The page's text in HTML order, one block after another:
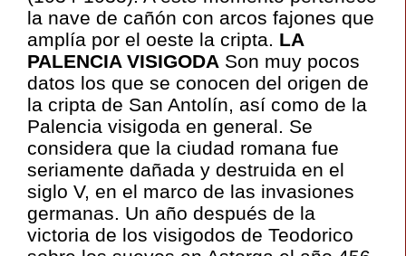
la nave de cañón con arcos fajones que
amplía por el oeste la cripta. LA
PALENCIA VISIGODA Son muy pocos
datos los que se conocen del origen de
la cripta de San Antolín, así como de la
Palencia visigoda en general. Se
considera que la ciudad romana fue
seriamente dañada y destruida en el
siglo V, en el marco de las invasiones
germanas. Un año después de la
victoria de los visigodos de Teodorico